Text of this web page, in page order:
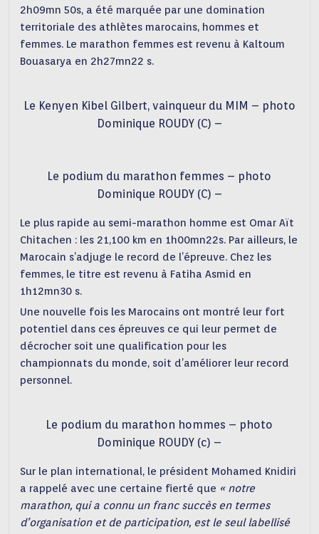
2h09mn 50s, a été marquée par une domination
territoriale des athlètes marocains, hommes et
femmes. Le marathon femmes est revenu à Kaltoum
Bouasarya en 2h27mn22 s.
Le Kenyen Kibel Gilbert, vainqueur du MIM – photo
Dominique ROUDY (C) –
Le podium du marathon femmes – photo
Dominique ROUDY (C) –
Le plus rapide au semi-marathon homme est Omar Aït
Chitachen : les 21,100 km en 1h00mn22s. Par ailleurs, le
Marocain s’adjuge le record de l’épreuve. Chez les
femmes, le titre est revenu à Fatiha Asmid en
1h12mn30 s.
Une nouvelle fois les Marocains ont montré leur fort
potentiel dans ces épreuves ce qui leur permet de
décrocher soit une qualification pour les
championnats du monde, soit d’améliorer leur record
personnel.
Le podium du marathon hommes – photo
Dominique ROUDY (c) –
Sur le plan international, le président Mohamed Knidiri
a rappelé avec une certaine fierté que « notre
marathon, qui a connu un franc succès en termes
d’organisation et de participation, est le seul labellisé